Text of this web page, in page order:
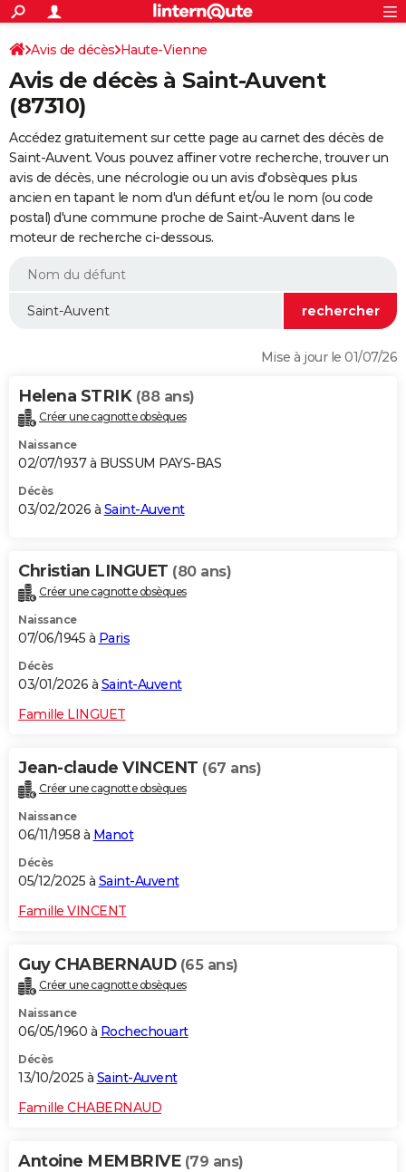
ACTUALITÉS
Politique
Société
Faits Divers
Education
Monde
Villes
+
SPORT
Coupe du monde 2026
Football
Tennis
Cyclisme
Rugby
Forum
FINANCE
Retraite
Impôts
Epargne
Immobilier
Risques naturels par ville
Banque
Assurance
Crédit
Essais
Réserver un essai
Citadines
Berlines
SUV
Forum auto
+
HIGH-TECH
Mobiles
Meilleur smartphone
Internet
Ordinateurs
Jeux vidéo
Guide high-tech
+BRICOLAGE
Forum
Aménagement intérieur
Extérieur
Cuisine
Salle de bains
Jardinage
Rangement
WEEK-END
Guides de France
Escapades
Patrimoine
Expositions
Musées
Week-end nature
LIFESTYLE
Alimentation
Guide de la santé
Maladies
Médicaments
Sommeil
VOYAGE
Destinations
City break
Voyage nature
Voyage de noces
Forum
Climat
+PHOTO
GUIDES D'ACHAT
BONS PLANS
Carte de Noël
Carte Bonne année
Carte Saint-Valentin
Carte Pâques
Carte d'anniversaire
DICTIONNAIRE
PROGRAMME TV
COPAINS D'AVANT
S'inscrire
Se connecter
Lycées
Collèges
Primaires
Universités
Entreprises
Service militaire
Avis de recherche
AVIS DE DÉCÈS
FORUM
S'inscrire
Connexion
Avis de décès Haute-Vienne
Avis de décès à Saint-Auvent
(87310)
Accédez gratuitement sur cette page au carnet des décès de
Saint-Auvent. Vous pouvez affiner votre recherche, trouver un
avis de décès, une nécrologie ou un avis d'obsèques plus
ancien en tapant le nom d'un défunt et/ou le nom (ou code
postal) d'une commune proche de Saint-Auvent dans le
moteur de recherche ci-dessous.
Mise à jour le 01/07/26
Helena STRIK (88 ans)
Créer une cagnotte obsèques
Naissance
02/07/1937 à BUSSUM PAYS-BAS
Décès
03/02/2026 à Saint-Auvent
Christian LINGUET (80 ans)
Créer une cagnotte obsèques
Naissance
07/06/1945 à Paris
Décès
03/01/2026 à Saint-Auvent
Famille LINGUET
Jean-claude VINCENT (67 ans)
Créer une cagnotte obsèques
Naissance
06/11/1958 à Manot
Décès
05/12/2025 à Saint-Auvent
Famille VINCENT
Guy CHABERNAUD (65 ans)
Créer une cagnotte obsèques
Naissance
06/05/1960 à Rochechouart
Décès
13/10/2025 à Saint-Auvent
Famille CHABERNAUD
Antoine MEMBRIVE (79 ans)